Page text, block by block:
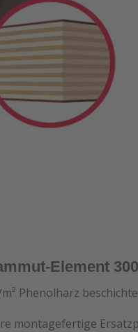
Element
Phenolharz
montagefertige